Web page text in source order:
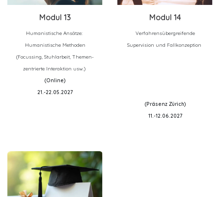
Modul 13
Humanistische Ansätze:
Humanistische Methoden
(Focussing, Stuhlarbeit, Themen-
zentrierte Interaktion usw.)
(Online)
21.-22.05.2027
Modul 14
Verfahrensübergreifende
Supervision und Fallkonzeption
(Präsenz Zürich)
11.-12.06.2027